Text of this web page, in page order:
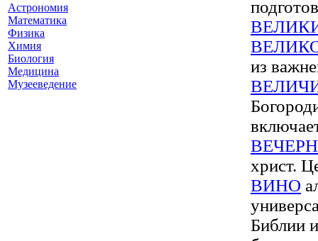
Астрономия
Математика
Физика
Химия
Биология
Медицина
Музееведение
из
христ.
ВИНО
Библии